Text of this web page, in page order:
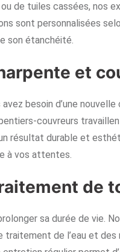
de tuiles cassées, nos
sont personnalisées
son étanchéité.
et
besoin d’une
couvreurs
résultat durable et
à vos attentes.
de
sa durée de vie.
traitement de l’eau et